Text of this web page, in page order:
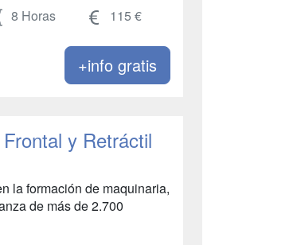
8 Horas 115 €
+info gratis
y Retráctil
la formación de maquinaria,
de más de 2.700